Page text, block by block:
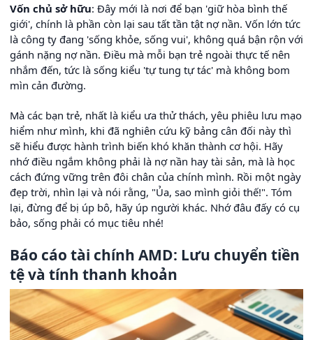
Vốn chủ sở hữu: Đây mới là nơi để bạn 'giữ hòa bình thế
giới', chính là phần còn lại sau tất tần tật nợ nần. Vốn lớn tức
là công ty đang 'sống khỏe, sống vui', không quá bận rộn với
gánh nặng nợ nần. Điều mà mỗi bạn trẻ ngoài thực tế nên
nhắm đến, tức là sống kiểu 'tự tung tự tác' mà không bom
mìn cản đường.
Mà các bạn trẻ, nhất là kiểu ưa thử thách, yêu phiêu lưu mạo
hiểm như mình, khi đã nghiên cứu kỹ bảng cân đối này thì
sẽ hiểu được hành trình biến khó khăn thành cơ hội. Hãy
nhớ điều ngắm không phải là nợ nần hay tài sản, mà là học
cách đứng vững trên đôi chân của chính mình. Rồi một ngày
đẹp trời, nhìn lại và nói rằng, "Ủa, sao mình giỏi thế!". Tóm
lại, đừng để bị úp bô, hãy úp người khác. Nhớ đâu đấy có cụ
bảo, sống phải có mục tiêu nhé!
Báo cáo tài chính AMD: Lưu chuyển tiền
tệ và tính thanh khoản